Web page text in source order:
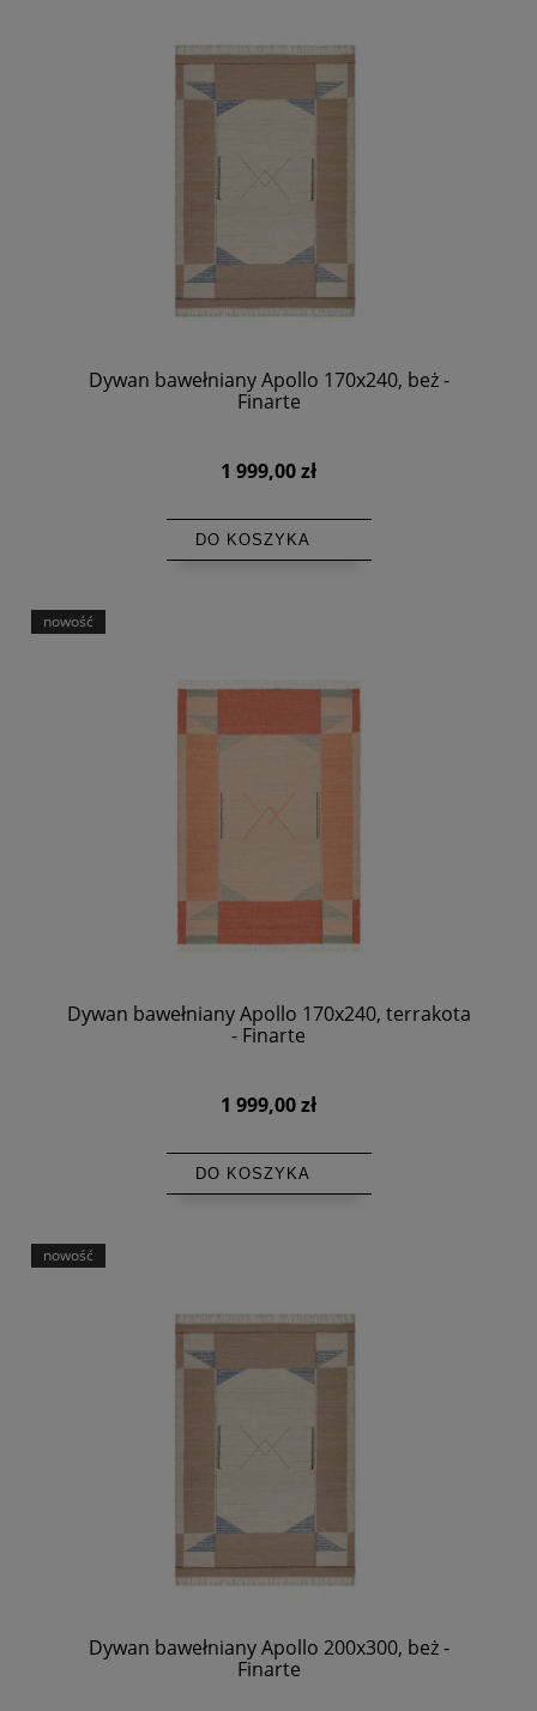
Dywan bawełniany Apollo 170x240, beż -
Finarte
1 999,00 zł
DO KOSZYKA
Dywan bawełniany Apollo 170x240, terrakota
- Finarte
1 999,00 zł
DO KOSZYKA
nowość
Dywan bawełniany Apollo 200x300, beż -
Finarte
nowość